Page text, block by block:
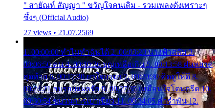
" สายัณห์ สัญญา " ขวัญใจคนเดิม - รวมเพลงดังเพราะๆ
ซึ้งๆ (Official Audio)
27 views • 21.07.2569
1. 00:00:00 ทำไมทำฉันได้ 2. 00:03:20 นางฟ้าสลัม 3.
00:06:50 คน 4. 00:10:36 บุญเหลือเกิน 5. 00:13:58 ฝนหยาด
สุดท้าย 6. 00:17:30 ยาใจยาจก 7. 00:20:30 คิดดูให้ดี 8.
00:24:21 ลบรอยแผลรัก 9. 00:27:35 เหมือนใจโดนกรีด 10.
00:30:54 ขบวนการเปาเปียว 11. 00:34:05 คำรำพัน 12.